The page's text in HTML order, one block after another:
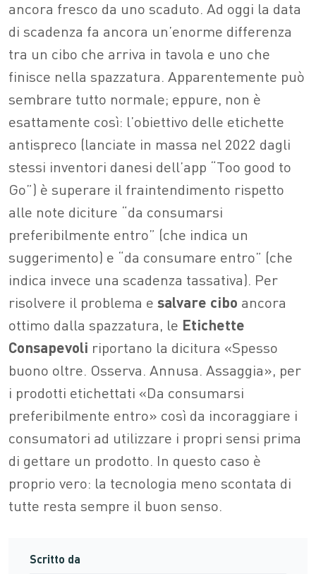
ancora fresco da uno scaduto. Ad oggi la data
di scadenza fa ancora un’enorme differenza
tra un cibo che arriva in tavola e uno che
finisce nella spazzatura. Apparentemente può
sembrare tutto normale; eppure, non è
esattamente così: l’obiettivo delle etichette
antispreco (lanciate in massa nel 2022 dagli
stessi inventori danesi dell’app “Too good to
Go”) è superare il fraintendimento rispetto
alle note diciture “da consumarsi
preferibilmente entro” (che indica un
suggerimento) e “da consumare entro” (che
indica invece una scadenza tassativa). Per
risolvere il problema e salvare cibo ancora
ottimo dalla spazzatura, le Etichette
Consapevoli riportano la dicitura «Spesso
buono oltre. Osserva. Annusa. Assaggia», per
i prodotti etichettati «Da consumarsi
preferibilmente entro» così da incoraggiare i
consumatori ad utilizzare i propri sensi prima
di gettare un prodotto. In questo caso è
proprio vero: la tecnologia meno scontata di
tutte resta sempre il buon senso.
Scritto da